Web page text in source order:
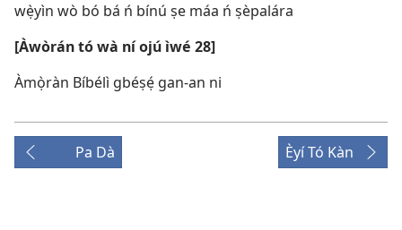
wẹ̀yìn wò bó bá ń bínú ṣe máa ń ṣèpalára
[Àwòrán tó wà ní ojú ìwé 28]
Àmọ̀ràn Bíbélì gbéṣẹ́ gan-an ni
Pa Dà Èyí Tó Kàn